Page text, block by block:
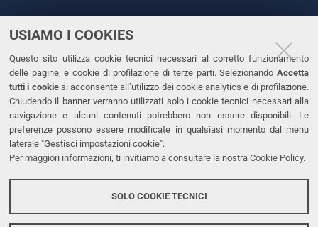
USIAMO I COOKIES
Questo sito utilizza cookie tecnici necessari al corretto funzionamento
delle pagine, e cookie di profilazione di terze parti. Selezionando Accetta
tutti i cookiesi acconsente all’utilizzo dei cookie analytics e di profilazione.
Chiudendo il banner verranno utilizzati solo i cookie tecnici necessari alla
navigazione e alcuni contenuti potrebbero non essere disponibili. Le
preferenze possono essere modificate in qualsiasi momento dal menu
laterale "Gestisci impostazioni cookie".
Per maggiori informazioni, ti invitiamo a consultare la nostra Cookie Policy.
SOLO COOKIE TECNICI
CONTATTI
Tel. +39 0532 293111
Fax. +39 0532 293031
PEC
LINKS
Dichiarazione di accessibilità
Protezione dati personali